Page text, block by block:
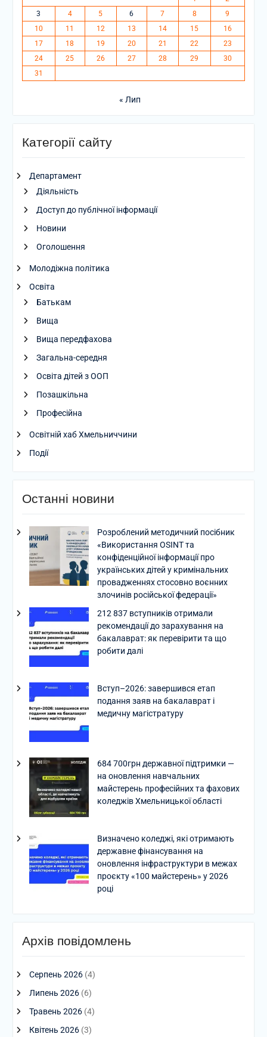
3
4 5 6 7 8
9
10
11 12 13 14 15
16
17
18 19 20 21 22
23
24
25 26 27 28 29
30
31
« Лип
Категорії сайту
Департамент
Діяльність
Доступ до публічної інформації
Новини
Оголошення
Молодіжна політика
Освіта
Батькам
Вища
Вища передфахова
Загальна-середня
Освіта дітей з ООП
Позашкільна
Професійна
Освітній хаб Хмельниччини
Події
Останні новини
Розроблений методичний посібник
«Використання OSINT та
конфіденційної інформації про
українських дітей у кримінальних
провадженнях стосовно воєнних
злочинів російської федерації»
212 837 вступників отримали
рекомендації до зарахування на
бакалаврат: як перевірити та що
робити далі
Вступ–2026: завершився етап
подання заяв на бакалаврат і
медичну магістратуру
684 700грн державної підтримки —
на оновлення навчальних
майстерень професійних та фахових
коледжів Хмельницької області
Визначено коледжі, які отримають
державне фінансування на
оновлення інфраструктури в межах
проєкту «100 майстерень» у 2026
році
Архів повідомлень
Серпень 2026(4)
Липень 2026(6)
Травень 2026(4)
Квітень 2026(3)